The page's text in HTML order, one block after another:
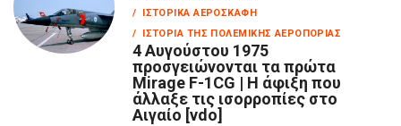
/ ΙΣΤΟΡΙΚΆ ΑΕΡΟΣΚΆΦΗ
/ ΙΣΤΟΡΊΑ ΤΗΣ ΠΟΛΕΜΙΚΉΣ ΑΕΡΟΠΟΡΊΑΣ
4 Αυγούστου 1975
προσγειώνονται τα πρώτα
Mirage F-1CG | Η άφιξη που
άλλαξε τις ισορροπίες στο
Αιγαίο [vdo]